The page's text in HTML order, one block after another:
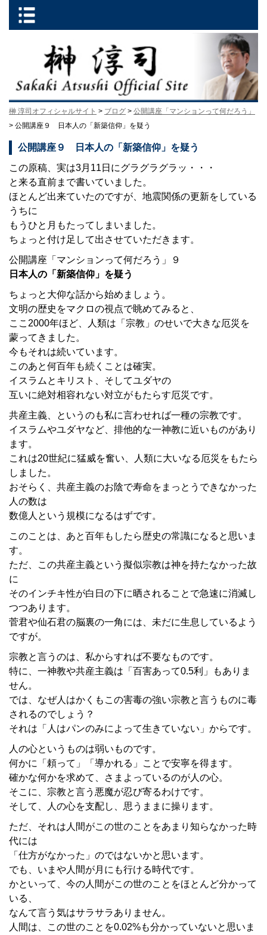
榊 淳司オフィシャルサイト > ブログ > 公開講座「マンションって何だろう」
> 公開講座９ 日本人の「新築信仰」を疑う
公開講座９ 日本人の「新築信仰」を疑う
この原稿、実は3月11日にグラグラグラッ・・・
と来る直前まで書いていました。
ほとんど出来ていたのですが、地震関係の更新をしている
うちに
もうひと月もたってしまいました。
ちょっと付け足して出させていただきます。
公開講座「マンションって何だろう」９
日本人の「新築信仰」を疑う
ちょっと大仰な話から始めましょう。
文明の歴史をマクロの視点で眺めてみると、
ここ2000年ほど、人類は「宗教」のせいで大きな厄災を
蒙ってきました。
今もそれは続いています。
このあと何百年も続くことは確実。
イスラムとキリスト、そしてユダヤの
互いに絶対相容れない対立がもたらす厄災です。
共産主義、というのも私に言わせれば一種の宗教です。
イスラムやユダヤなど、排他的な一神教に近いものがあり
ます。
これは20世紀に猛威を奮い、人類に大いなる厄災をもたら
しました。
おそらく、共産主義のお陰で寿命をまっとうできなかった
人の数は
数億人という規模になるはずです。
このことは、あと百年もしたら歴史の常識になると思いま
す。
ただ、この共産主義という擬似宗教は神を持たなかった故
に
そのインチキ性が白日の下に晒されることで急速に消滅し
つつあります。
菅君や仙石君の脳裏の一角には、未だに生息しているよう
ですが。
宗教と言うのは、私からすれば不要なものです。
特に、一神教や共産主義は「百害あって0.5利」もありま
せん。
では、なぜ人はかくもこの害毒の強い宗教と言うものに毒
されるのでしょう？
それは「人はパンのみによって生きていない」からです。
人の心というものは弱いものです。
何かに「頼って」「導かれる」ことで安寧を得ます。
確かな何かを求めて、さまよっているのが人の心。
そこに、宗教と言う悪魔が忍び寄るわけです。
そして、人の心を支配し、思うままに操ります。
ただ、それは人間がこの世のことをあまり知らなかった時
代には
「仕方がなかった」のではないかと思います。
でも、いまや人間が月にも行ける時代です。
かといって、今の人間がこの世のことをほとんど分かって
いる、
なんて言う気はサラサラありません。
人間は、この世のことを0.02%も分かっていないと思いま